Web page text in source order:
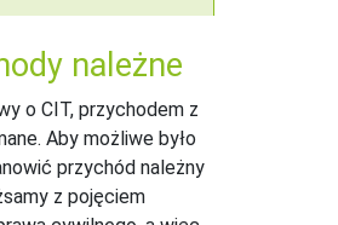
należne
o CIT, przychodem z
Aby możliwe było
przychód należny
z pojęciem